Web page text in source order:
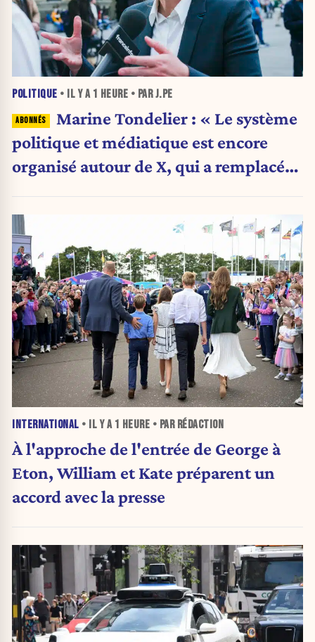
POLITIQUE • IL Y A 1 HEURE • PAR J.PE
Marine Tondelier : « Le système
politique et médiatique est encore
organisé autour de X, qui a remplacé
INTERNATIONAL • IL Y A 1 HEURE • PAR RÉDACTION
À l'approche de l'entrée de George à
Eton, William et Kate préparent un
accord avec la presse